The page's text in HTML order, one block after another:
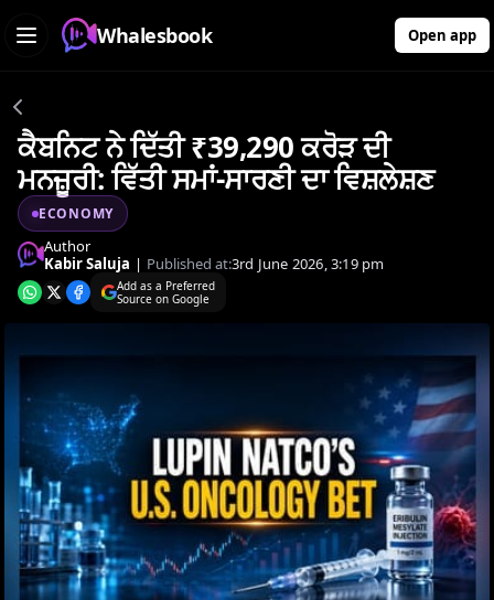
Whalesbook Open app
ਕੈਬਨਿਟ ਨੇ ਦਿੱਤੀ ₹39,290 ਕਰੋੜ ਦੀ
ਮਨਜ਼ੂਰੀ: ਵਿੱਤੀ ਸਮਾਂ-ਸਾਰਣੀ ਦਾ ਵਿਸ਼ਲੇਸ਼ਣ
ECONOMY
Author
Kabir Saluja | Published at:3rd June 2026, 3:19 pm
Add as a Preferred
Source on Google